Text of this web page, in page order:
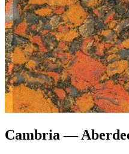
Cambria —